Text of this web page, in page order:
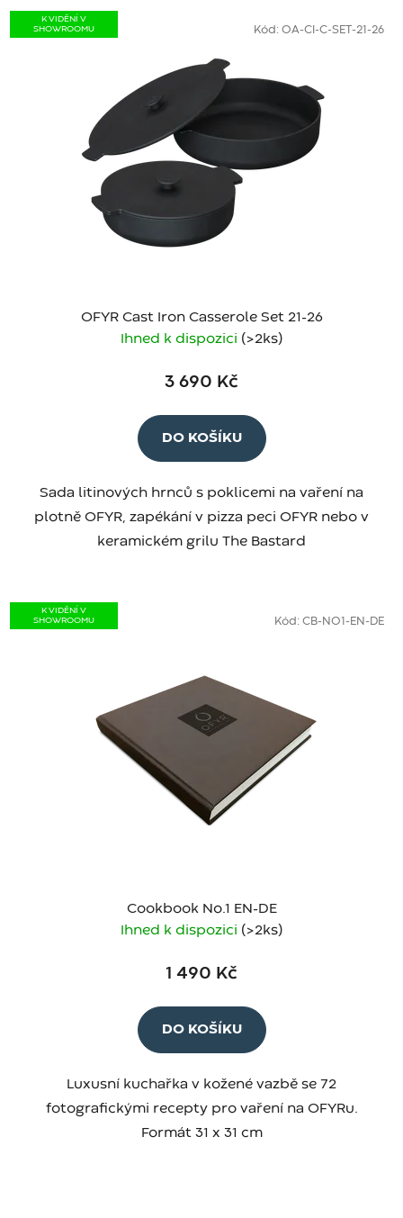
K VIDĚNÍ V
SHOWROOMU
OFYR Cast Iron Casserole Set 21-26
Ihned k dispozici (>2 ks)
3 690 Kč
DO KOŠÍKU
Sada litinových hrnců s poklicemi na vaření na
plotně OFYR, zapékání v pizza peci OFYR nebo v
keramickém grilu The Bastard
Kód: OA-CI-C-SET-21-26
K VIDĚNÍ V
SHOWROOMU
Cookbook No.1 EN-DE
Ihned k dispozici (>2 ks)
1 490 Kč
DO KOŠÍKU
Luxusní kuchařka v kožené vazbě se 72
fotografickými recepty pro vaření na OFYRu.
Formát 31 x 31 cm
Kód: CB-NO1-EN-DE